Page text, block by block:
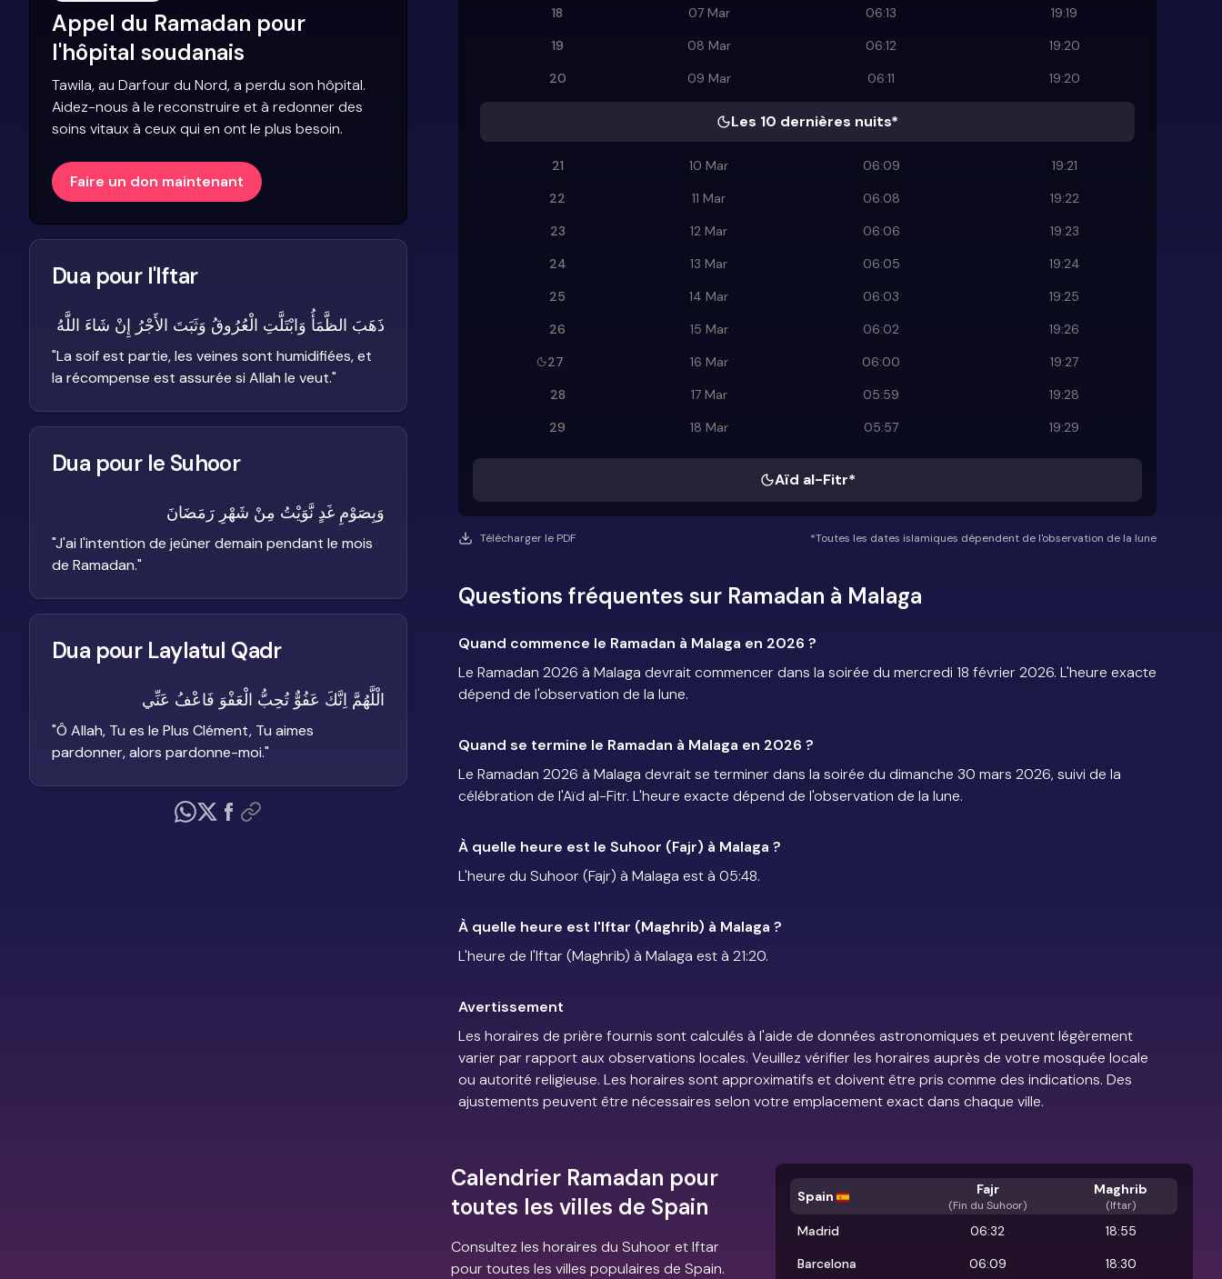
18
07 Mar 06:13
19:19
19
08 Mar 06:12
19:20
20
09 Mar 06:11 19:20
Les 10 dernières nuits*
21 10 Mar 06:09
19:21
22
11 Mar 06:08
19:22
23
12 Mar 06:06
19:23
24
13 Mar 06:05
19:24
25
14 Mar 06:03
19:25
26
15 Mar 06:02
19:26
27
16 Mar 06:00
19:27
28
17 Mar 05:59
19:28
29
18 Mar 05:57 19:29
Aïd al-Fitr*
Télécharger le PDF *Toutes les dates islamiques dépendent de l'observation de la lune
Questions fréquentes sur Ramadan à Malaga
Quand commence le Ramadan à Malaga en 2026 ?
Le Ramadan 2026 à Malaga devrait commencer dans la soirée du mercredi 18 février 2026. L'heure exacte
dépend de l'observation de la lune.
Quand se termine le Ramadan à Malaga en 2026 ?
Le Ramadan 2026 à Malaga devrait se terminer dans la soirée du dimanche 30 mars 2026, suivi de la
célébration de l'Aïd al-Fitr. L'heure exacte dépend de l'observation de la lune.
À quelle heure est le Suhoor (Fajr) à Malaga ?
L'heure du Suhoor (Fajr) à Malaga est à 05:48.
À quelle heure est l'Iftar (Maghrib) à Malaga ?
L'heure de l'Iftar (Maghrib) à Malaga est à 21:20.
Avertissement
Les horaires de prière fournis sont calculés à l'aide de données astronomiques et peuvent légèrement
varier par rapport aux observations locales. Veuillez vérifier les horaires auprès de votre mosquée locale
ou autorité religieuse. Les horaires sont approximatifs et doivent être pris comme des indications. Des
ajustements peuvent être nécessaires selon votre emplacement exact dans chaque ville.
Calendrier Ramadan pour
toutes les villes de Spain
Consultez les horaires du Suhoor et Iftar
pour toutes les villes populaires de Spain.
Spain Fajr
(Fin du Suhoor)
Maghrib
(Iftar)
Madrid 06:32
18:55
Barcelona
06:09
18:30
Appel du Ramadan pour
l'hôpital soudanais
Tawila, au Darfour du Nord, a perdu son hôpital.
Aidez-nous à le reconstruire et à redonner des
soins vitaux à ceux qui en ont le plus besoin.
Faire un don maintenant
Dua pour l'Iftar
ذَهَبَ الظَّمَأُ وَابْتَلَّتِ الْعُرُوقُ وَثَبَتَ الأَجْرُ إِنْ شَاءَ اللَّهُ
"La soif est partie, les veines sont humidifiées, et
la récompense est assurée si Allah le veut."
Dua pour le Suhoor
وَبِصَوْمِ غَدٍ نَّوَيْتُ مِنْ شَهْرِ رَمَضَانَ
"J'ai l'intention de jeûner demain pendant le mois
de Ramadan."
Dua pour Laylatul Qadr
الْلَّهُمَّ اِنَّكَ عَفُوٌّ تُحِبُّ الْعَفْوَ فَاعْفُ عَنِّي
"Ô Allah, Tu es le Plus Clément, Tu aimes
pardonner, alors pardonne-moi."